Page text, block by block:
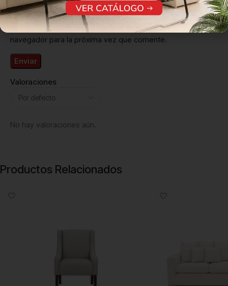
Valoraciones
No hay valoraciones aún.
Guarda mi nombre, correo electrónico y web en este
navegador para la próxima vez que comente.
Productos Relacionados